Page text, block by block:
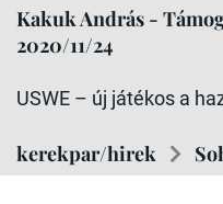
Kakuk András -
2020/11/24
USWE – új játékos a
kerekpar/hirek